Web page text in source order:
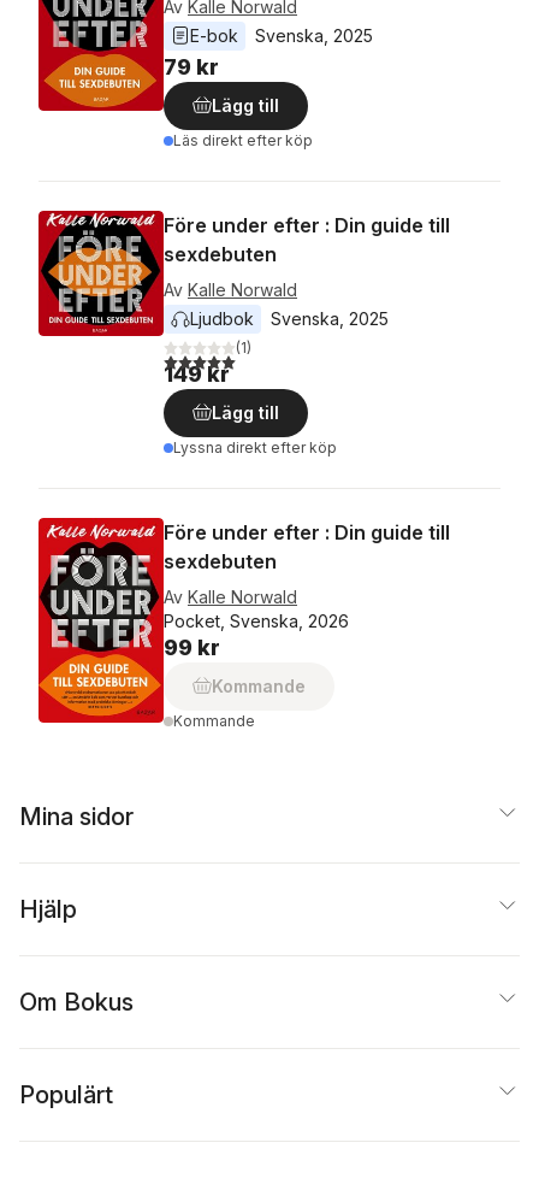
Av Kalle Norwald
E-bok
Svenska 2025
79 kr
Lägg till
Läs direkt efter köp
Före under efter : Din guide till
sexdebuten
Av Kalle Norwald
Ljudbok
Svenska 2025
5,0utav 5 stjärnor. Totalt antal röster:
(1)
149 kr
Lägg till
Lyssna direkt efter köp
Före under efter : Din guide till
sexdebuten
Av Kalle Norwald
Pocket, Svenska, 2026
99 kr
Kommande
Kommande
Mina sidor
Hjälp
Om Bokus
Populärt